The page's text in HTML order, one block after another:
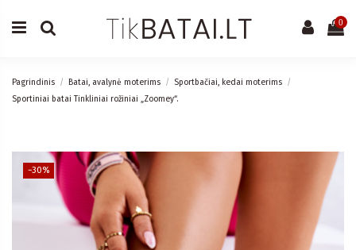
0
Pagrindinis Batai, avalynė moterims
Sportbačiai, kedai moterims
Sportiniai batai Tinkliniai rožiniai „Zoomey“.
−30%